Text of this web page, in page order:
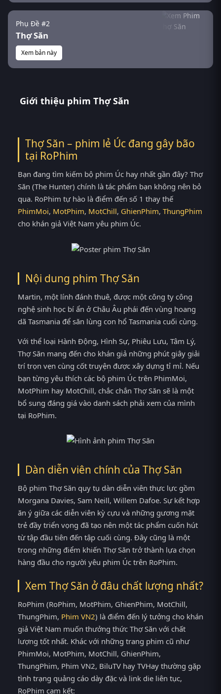
Phụ Đề #2
Thợ Săn
Xem bản này
Giới thiệu phim Thợ Săn
Thợ Săn – phim lẻ Úc đang gây bão
tại RoPhim
Bạn đang tìm kiếm bộ phim Úc hay nhất gần đây? Thợ
Săn (The Hunter) chính là tác phẩm bạn không nên bỏ
qua. RoPhim tự hào là điểm đến số 1 thay thế
PhimMoi, MotPhim, MotChill, GhienPhim, ThungPhim
cho khán giả Việt Nam yêu phim Úc.
Nội dung phim Thợ Săn
Martin, một lính đánh thuê, được một công ty công
nghệ sinh học bí ẩn ở Châu Âu phái đến vùng hoang
dã Tasmania để săn lùng con hổ Tasmania cuối cùng.
Với thể loại Hành Động, Hình Sự, Phiêu Lưu, Tâm Lý,
Thợ Săn mang đến cho khán giả những phút giây giải
trí trọn vẹn cùng cốt truyện được xây dựng tỉ mỉ. Nếu
bạn từng yêu thích các bộ phim Úc trên PhimMoi,
MotPhim hay MotChill, chắc chắn Thợ Săn sẽ là một
bổ sung đáng giá vào danh sách phải xem của mình
tại RoPhim.
Dàn diễn viên chính của Thợ Săn
Bộ phim Thợ Săn quy tụ dàn diễn viên thực lực gồm
Morgana Davies, Sam Neill, Willem Dafoe. Sự kết hợp
ăn ý giữa các diễn viên kỳ cựu và những gương mặt
trẻ đầy triển vọng đã tạo nên một tác phẩm cuốn hút
từ tập đầu tiên đến tập cuối cùng. Đây cũng là một
trong những điểm khiến Thợ Săn trở thành lựa chọn
hàng đầu cho người yêu phim Úc trên RoPhim.
Xem Thợ Săn ở đâu chất lượng nhất?
RoPhim (RoPhim, MotPhim, GhienPhim, MotChill,
ThungPhim, Phim VN2) là điểm đến lý tưởng cho khán
giả Việt Nam muốn thưởng thức Thợ Săn với chất
lượng tốt nhất. Khác với những trang phim cũ như
PhimMoi, MotPhim, MotChill, GhienPhim,
ThungPhim, Phim VN2, BiluTV hay TVHay thường gặp
tình trạng quảng cáo dày đặc và link die liên tục,
RoPhim cam kết: